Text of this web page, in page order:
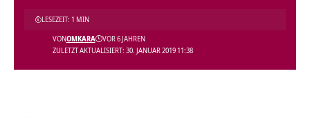
ZULETZT AKTUALISIERT: 30. JANUAR 2019 11:38
VONOMKARA VOR 6 JAHREN
LESEZEIT: 1 MIN